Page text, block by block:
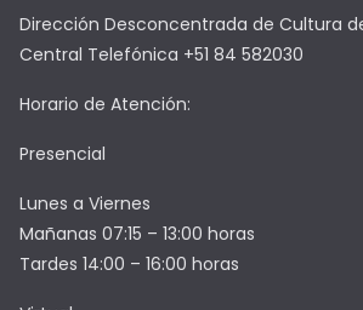
Dirección Desconcentrada de Cultura
Central Telefónica +51 84 582030
Horario de Atención:
Presencial
Lunes a Viernes
Mañanas 07:15 – 13:00 horas
Tardes 14:00 – 16:00 horas